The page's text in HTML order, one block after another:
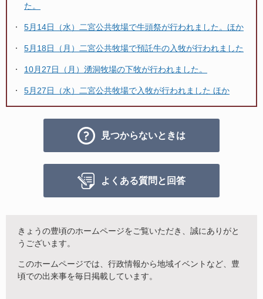
た。
5月14日（水）二宮公共牧場で牛頭祭が行われました。ほか
5月18日（月）二宮公共牧場で預託牛の入牧が行われました
10月27日（月）湧洞牧場の下牧が行われました。
5月27日（水）二宮公共牧場で入牧が行われました ほか
見つからないときは
よくある質問と回答
きょうの豊頃のホームページをご覧いただき、誠にありがと
うございます。
このホームページでは、行政情報から地域イベントなど、豊
頃での出来事を毎日掲載しています。